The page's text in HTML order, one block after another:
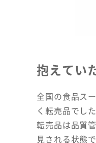
抱えてい
全国の食品ス
く転売品でした
転売品は品質
見される状態で